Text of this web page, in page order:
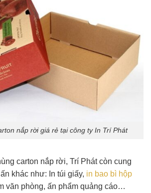
nắp rời giá rẻ tại công ty In Trí Phát
carton nắp rời, Trí Phát còn cung
khác như: In túi giấy, in bao bì hộp
văn phòng, ấn phẩm quảng cáo…